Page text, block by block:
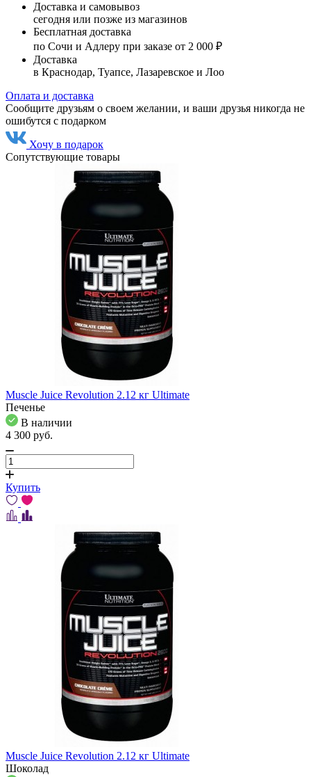
Доставка и самовывоз
сегодня или позже из магазинов
Бесплатная доставка
по Сочи и Адлеру при заказе от 2 000 ₽
Доставка
в Краснодар, Туапсе, Лазаревское и Лоо
Оплата и доставка
Сообщите друзьям о своем желании, и ваши друзья никогда не
ошибутся с подарком
Хочу в подарок
Сопутствующие товары
Muscle Juice Revolution 2.12 кг Ultimate
Печенье
В наличии
4 300 pуб.
Купить
Muscle Juice Revolution 2.12 кг Ultimate
Шоколад